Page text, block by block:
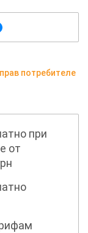
потребителе
при
от